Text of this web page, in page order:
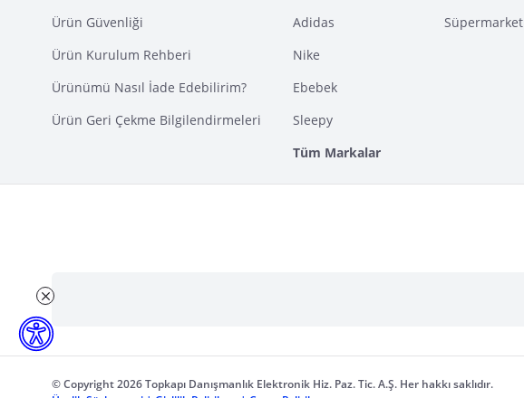
Ürün Güvenliği
Ürün Kurulum Rehberi
Ürünümü Nasıl İade Edebilirim?
Ürün Geri Çekme Bilgilendirmeleri
Adidas
Nike
Ebebek
Sleepy
Tüm Markalar
Süpermarket
© Copyright 2026 Topkapı Danışmanlık Elektronik Hiz. Paz. Tic. A.Ş. Her hakkı saklıdır.